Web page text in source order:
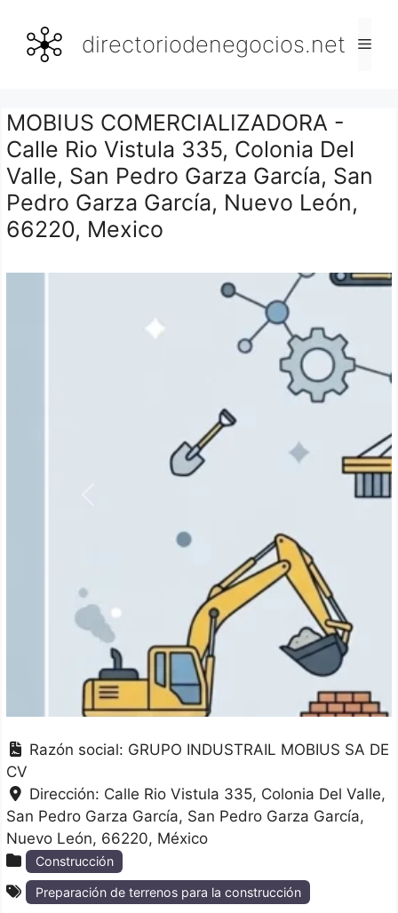
contenido
directoriodenegocios.net
MOBIUS COMERCIALIZADORA -
Calle Rio Vistula 335, Colonia Del
Valle, San Pedro Garza García, San
Pedro Garza García, Nuevo León,
66220, Mexico
Razón social: GRUPO INDUSTRAIL MOBIUS SA DE
CV
Dirección: Calle Rio Vistula 335, Colonia Del Valle,
San Pedro Garza García San Pedro Garza García
Nuevo León 66220 México
Construcción
Preparación de terrenos para la construcción